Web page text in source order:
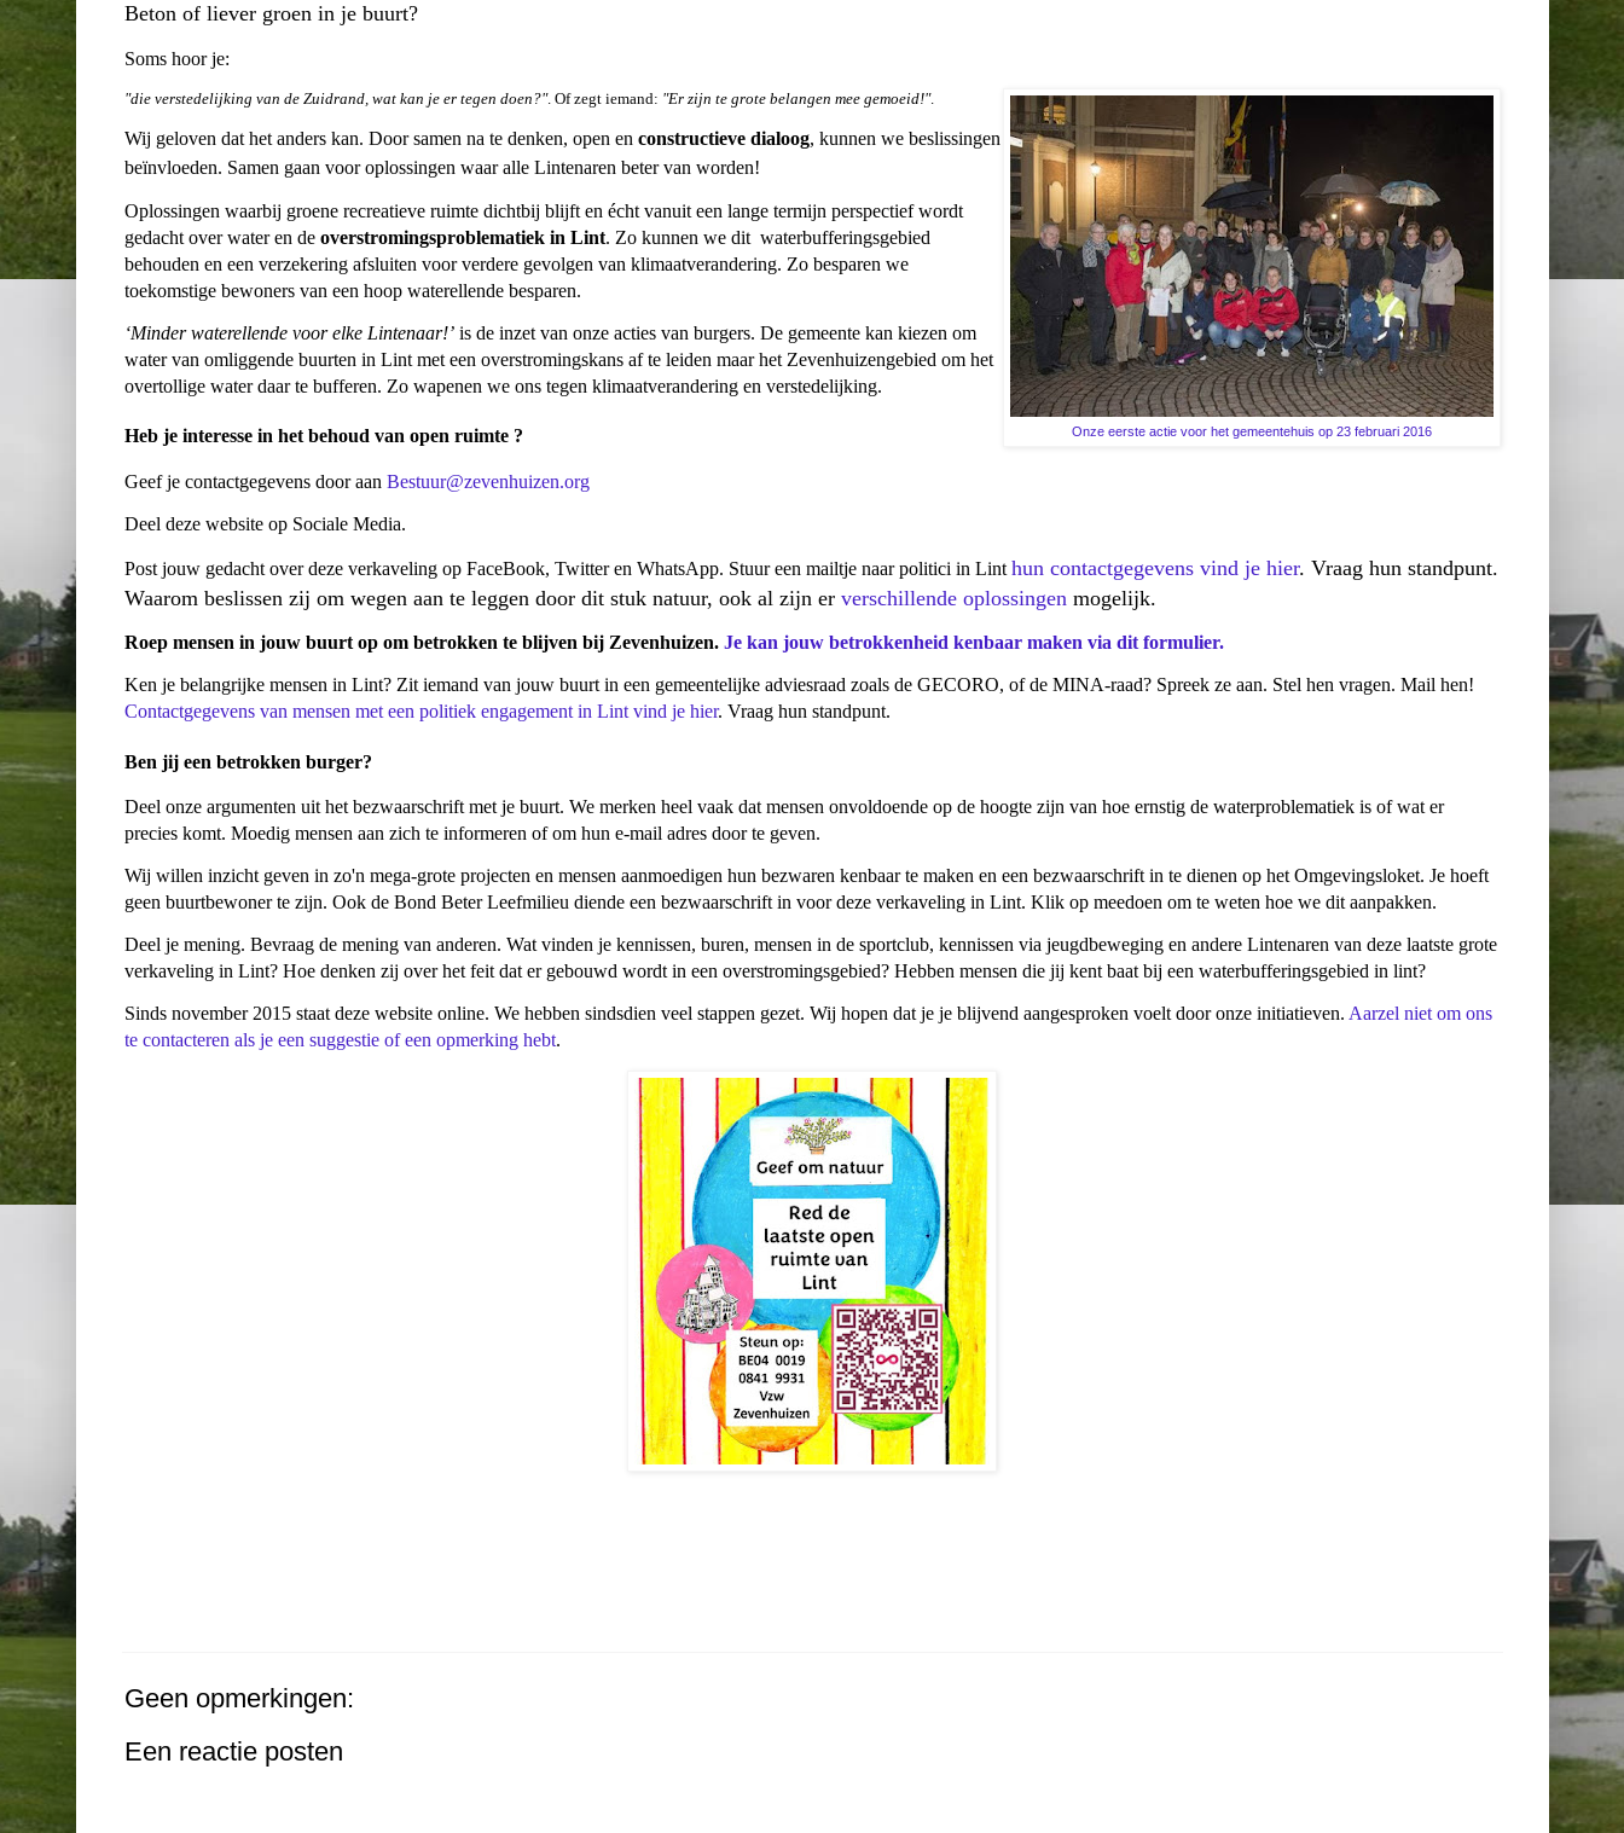
Beton of liever groen in je buurt?
Soms hoor je:
Onze eerste actie voor het gemeentehuis op 23 februari 2016
"die verstedelijking van de Zuidrand, wat kan je er tegen doen?". Of zegt iemand: "Er zijn te grote belangen mee gemoeid!".
Wij geloven dat het anders kan. Door samen na te denken, open en constructieve dialoog, kunnen we beslissingen
beïnvloeden. Samen gaan voor oplossingen waar alle Lintenaren beter van worden!
Oplossingen waarbij groene recreatieve ruimte dichtbij blijft en écht vanuit een lange termijn perspectief wordt
gedacht over water en de overstromingsproblematiek in Lint. Zo kunnen we dit waterbufferingsgebied
behouden en een verzekering afsluiten voor verdere gevolgen van klimaatverandering. Zo besparen we
toekomstige bewoners van een hoop waterellende besparen.
‘Minder waterellende voor elke Lintenaar!’is de inzet van onze acties van burgers. De gemeente kan kiezen om
water van omliggende buurten in Lint met een overstromingskans af te leiden maar het Zevenhuizengebied om het
overtollige water daar te bufferen. Zo wapenen we ons tegen klimaatverandering en verstedelijking.
Heb je interesse in het behoud van open ruimte ?
Geef je contactgegevens door aan Bestuur@zevenhuizen.org
Deel deze website op Sociale Media.
Post jouw gedacht over deze verkaveling op FaceBook, Twitter en WhatsApp. Stuur een mailtje naar politici in Lint hun contactgegevens vind je hier. Vraag hun standpunt.
Waarom beslissen zij om wegen aan te leggen door dit stuk natuur, ook al zijn er verschillende oplossingenmogelijk.
Roep mensen in jouw buurt op om betrokken te blijven bij Zevenhuizen. Je kan jouw betrokkenheid kenbaar maken via dit formulier.
Ken je belangrijke mensen in Lint? Zit iemand van jouw buurt in een gemeentelijke adviesraad zoals de GECORO, of de MINA-raad? Spreek ze aan. Stel hen vragen. Mail hen!
Contactgegevens van mensen met een politiek engagement in Lint vind je hier. Vraag hun standpunt.
Ben jij een betrokken burger?
Deel onze argumenten uit het bezwaarschrift met je buurt. We merken heel vaak dat mensen onvoldoende op de hoogte zijn van hoe ernstig de waterproblematiek is of wat er
precies komt. Moedig mensen aan zich te informeren of om hun e-mail adres door te geven.
Wij willen inzicht geven in zo'n mega-grote projecten en mensen aanmoedigen hun bezwaren kenbaar te maken en een bezwaarschrift in te dienen op het Omgevingsloket. Je hoeft
geen buurtbewoner te zijn. Ook de Bond Beter Leefmilieu diende een bezwaarschrift in voor deze verkaveling in Lint. Klik op meedoen om te weten hoe we dit aanpakken.
Deel je mening. Bevraag de mening van anderen. Wat vinden je kennissen, buren, mensen in de sportclub, kennissen via jeugdbeweging en andere Lintenaren van deze laatste grote
verkaveling in Lint? Hoe denken zij over het feit dat er gebouwd wordt in een overstromingsgebied? Hebben mensen die jij kent baat bij een waterbufferingsgebied in lint?
Sinds november 2015 staat deze website online. We hebben sindsdien veel stappen gezet. Wij hopen dat je je blijvend aangesproken voelt door onze initiatieven. Aarzel niet om ons
te contacteren als je een suggestie of een opmerking hebt.
Geen opmerkingen:
Een reactie posten